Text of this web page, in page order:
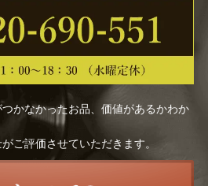
かなかったお品、価値があるかわか
ご評価させていただきます。